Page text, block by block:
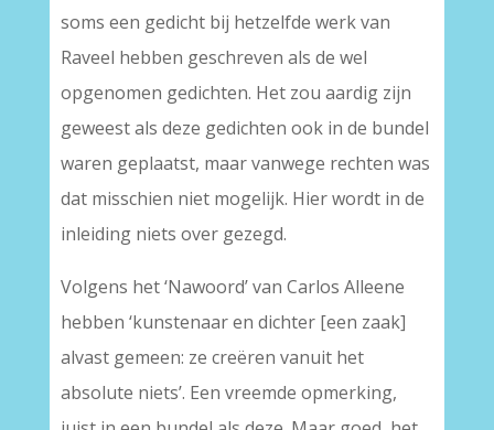
soms een gedicht bij hetzelfde werk van
Raveel hebben geschreven als de wel
opgenomen gedichten. Het zou aardig zijn
geweest als deze gedichten ook in de bundel
waren geplaatst, maar vanwege rechten was
dat misschien niet mogelijk. Hier wordt in de
inleiding niets over gezegd.
Volgens het ‘Nawoord’ van Carlos Alleene
hebben ‘kunstenaar en dichter [een zaak]
alvast gemeen: ze creëren vanuit het
absolute niets’. Een vreemde opmerking,